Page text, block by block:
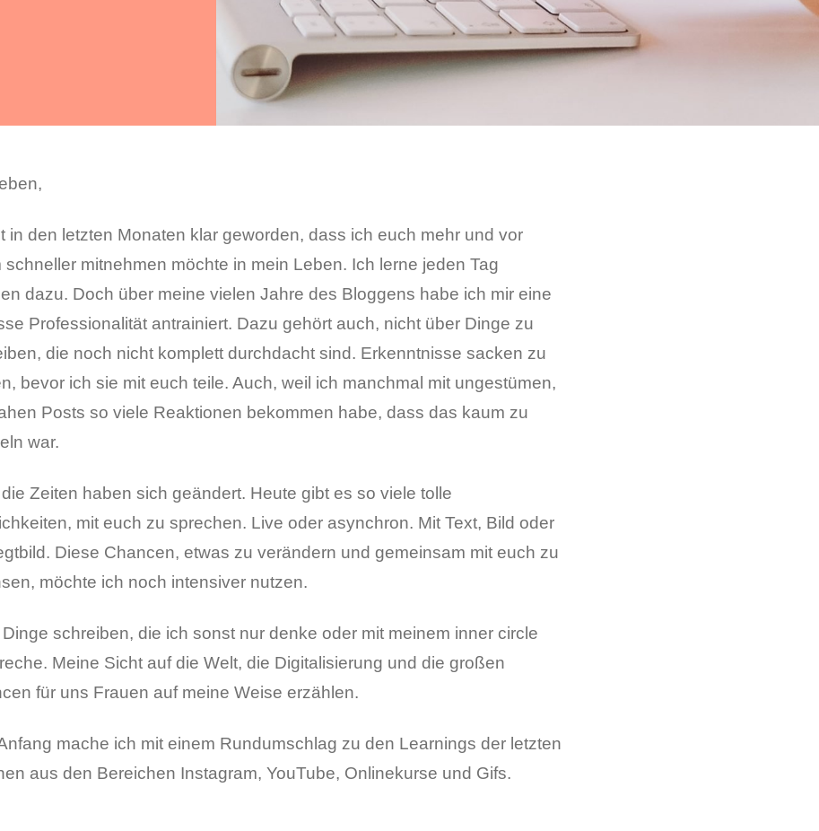
in den letzten Monaten klar geworden, dass ich euch mehr und vor
schneller mitnehmen möchte in mein Leben. Ich lerne jeden Tag
dazu. Doch über meine vielen Jahre des Bloggens habe ich mir eine
Professionalität antrainiert. Dazu gehört auch, nicht über Dinge zu
die noch nicht komplett durchdacht sind. Erkenntnisse sacken zu
bevor ich sie mit euch teile. Auch, weil ich manchmal mit ungestümen,
Posts so viele Reaktionen bekommen habe, dass das kaum zu
war.
Zeiten haben sich geändert. Heute gibt es so viele tolle
mit euch zu sprechen. Live oder asynchron. Mit Text, Bild oder
Diese Chancen, etwas zu verändern und gemeinsam mit euch zu
möchte ich noch intensiver nutzen.
schreiben, die ich sonst nur denke oder mit meinem inner circle
Meine Sicht auf die Welt, die Digitalisierung und die großen
für uns Frauen auf meine Weise erzählen.
mache ich mit einem Rundumschlag zu den Learnings der letzten
aus den Bereichen Instagram, YouTube, Onlinekurse und Gifs.